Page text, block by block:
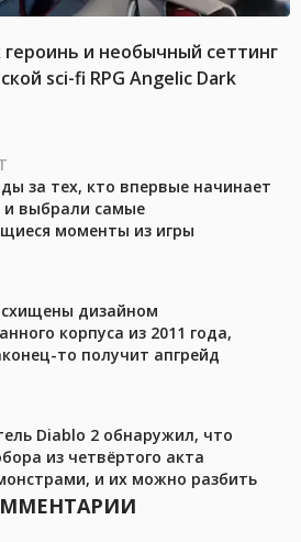
и необычный сеттинг
sci-fi RPG Angelic Dark
за тех, кто впервые начинает
и выбрали самые
моменты из игры
дизайном
корпуса из 2011 года,
то получит апгрейд
Diablo 2 обнаружил, что
из четвёртого акта
и их можно разбить